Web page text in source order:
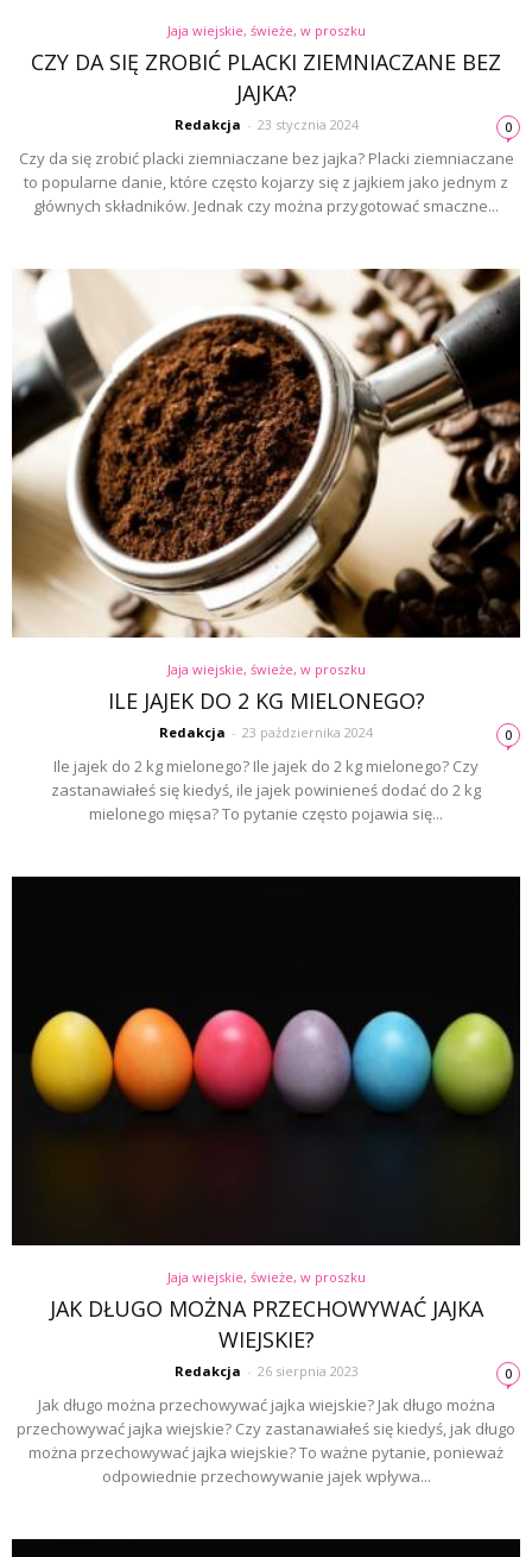
Jaja wiejskie, świeże, w proszku
CZY DA SIĘ ZROBIĆ PLACKI ZIEMNIACZANE BEZ
JAJKA?
Redakcja - 23 stycznia 2024 0
Czy da się zrobić placki ziemniaczane bez jajka? Placki ziemniaczane
to popularne danie, które często kojarzy się z jajkiem jako jednym z
głównych składników. Jednak czy można przygotować smaczne...
Jaja wiejskie, świeże, w proszku
ILE JAJEK DO 2 KG MIELONEGO?
Redakcja - 23 października 2024 0
Ile jajek do 2 kg mielonego? Ile jajek do 2 kg mielonego? Czy
zastanawiałeś się kiedyś, ile jajek powinieneś dodać do 2 kg
mielonego mięsa? To pytanie często pojawia się...
Jaja wiejskie, świeże, w proszku
JAK DŁUGO MOŻNA PRZECHOWYWAĆ JAJKA
WIEJSKIE?
Redakcja - 26 sierpnia 2023 0
Jak długo można przechowywać jajka wiejskie? Jak długo można
przechowywać jajka wiejskie? Czy zastanawiałeś się kiedyś, jak długo
można przechowywać jajka wiejskie? To ważne pytanie, ponieważ
odpowiednie przechowywanie jajek wpływa...